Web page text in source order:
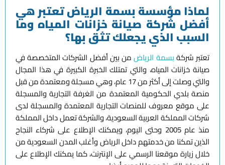
لماذا مؤسسة بسمة الرياض تعتبر هي
أفضل شركة صيانة خزانات المياه وما
السبب الذي يجعلك تثق بها؟
تعتبر شركةبسمة الرياضمن بين أفضل الشركات المتخصصة في
صيانة خزانات المياه، والتي تمتلك الخبرة الكبيرة في هذا المجال
والتي وصلت إلى أكثر من 17 عام، وهي مسجلة ومعتمدة من قبل
منصة بلدي الحكومية المعتمدة من الغرفة التجارية والمسجلة
على موقع معروف للمنصات التجارية المعتمدة والمسجلة لدى
شركات المملكة العربية السعودية، والشركة تعمل داخل المملكة
منذ عام 2005 وحتى اليوم، ويمكنك الإطلاع على شركاء النجاح
الذين تمكنا من خدمتهم داخل الرياض وأغلب المدن السعودية من
خلال زيارة موقعنا الرسمي على الإنترنت، كما يمكنك الإطلاع على